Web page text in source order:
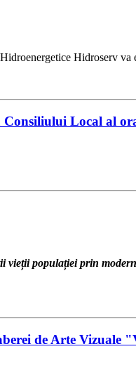
Hidroserv
Local al
vieții populației prin
de Arte Vizuale